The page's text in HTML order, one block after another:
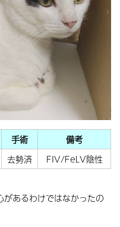
手術
備考
去勢済
FIV/FeLV陰性
あるわけではなかったの